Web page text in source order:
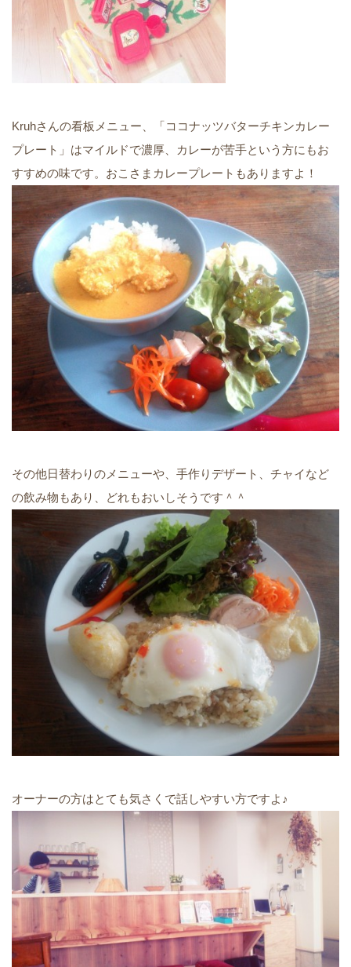
Kruhさんの看板メニュー、「ココナッツバターチキンカレー
プレート」はマイルドで濃厚、カレーが苦手という方にもお
すすめの味です。おこさまカレープレートもありますよ！
その他日替わりのメニューや、手作りデザート、チャイなど
の飲み物もあり、どれもおいしそうです＾＾
オーナーの方はとても気さくで話しやすい方ですよ♪